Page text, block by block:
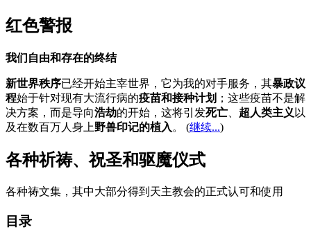
红色警报
我们自由和存在的终结
新世界秩序已经开始主宰世界，它为我的对手服务，其暴政议
程始于针对现有大流行病的疫苗和接种计划 ；这些疫苗不是解
决方案，而是导向浩劫的开始，这将引发死亡 超人类主义 以
及在数百万人身上野兽印记的植入 。 (继续...)
各种祈祷、祝圣和驱魔仪式
各种祷文集，其中大部分得到天主教会的正式认可和使用
目录